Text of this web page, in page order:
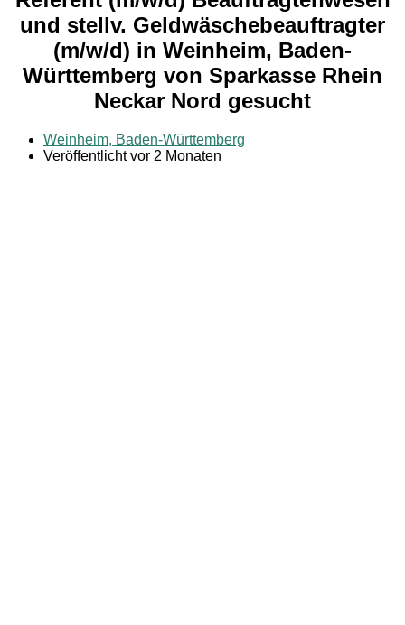
und stellv. Geldwäschebeauftragter
(m/w/d) in Weinheim, Baden-
Württemberg von Sparkasse Rhein
Neckar Nord gesucht
Weinheim, Baden-Württemberg
Veröffentlicht vor 2 Monaten